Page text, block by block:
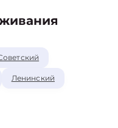
Ленинский